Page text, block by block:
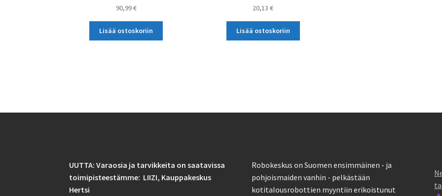
90,99€
Lisää ostoskoriin
20,13€
Lisää ostoskoriin
UUTTA: Varaosia ja tarvikkeita on saatavissa
toimipisteestämme: LIIZI, Kauppakeskus
Hertsi
Robokeskus on Suomen ensimmäinen - ja
pohjoismaiden vanhin - pelkästään
kotitalousrobottien myyntiin erikoistunut